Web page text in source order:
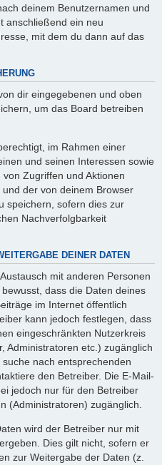
deinem Benutzernamen und
anschließend ein neu
mit dem du dann auf das
dir eingegebenen und oben
um das Board betreiben
im Rahmen einer
und seinen Interessen sowie
Zugriffen und Aktionen
der von deinem Browser
speichern, sofern dies zur
Nachverfolgbarkeit
DEINER DATEN
mit anderen Personen
dass die Daten deines
im Internet öffentlich
kann jedoch festlegen, dass
eingeschränkten Nutzerkreis
Administratoren etc.) zugänglich
nach entsprechenden
den Betreiber. Die E-Mail-
jedoch nur für den Betreiber
(Administratoren) zugänglich.
wird der Betreiber nur mit
Dies gilt nicht, sofern er
zur Weitergabe der Daten (z.